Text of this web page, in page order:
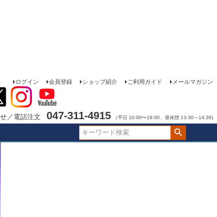
ログイン 会員登録 ショップ紹介 ご利用ガイド メールマガジン
／電話注文 047-311-4915 （平日 10:00〜18:00、昼休憩 13:30～14:30)